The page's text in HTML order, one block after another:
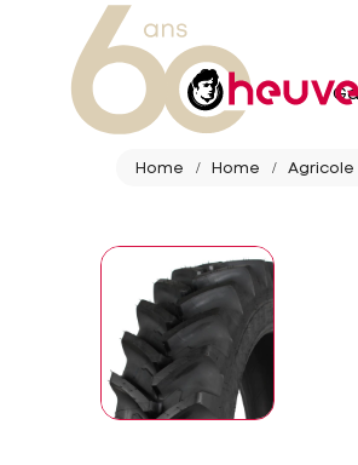
Home Home Agricole